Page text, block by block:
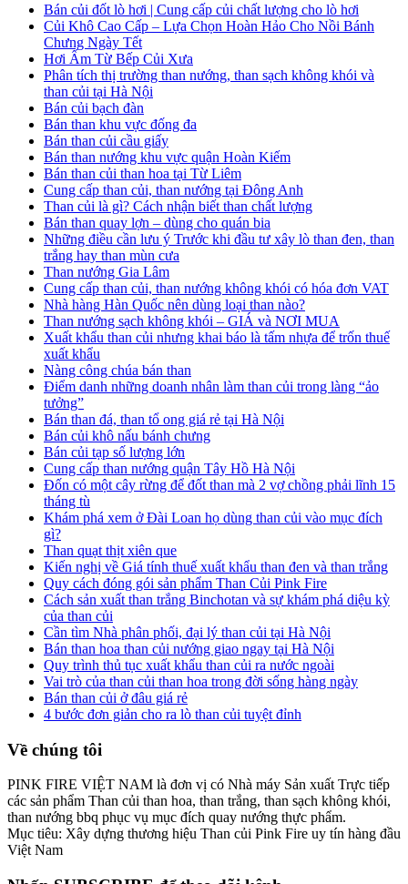
Bán củi đốt lò hơi | Cung cấp củi chất lượng cho lò hơi
Củi Khô Cao Cấp – Lựa Chọn Hoàn Hảo Cho Nồi Bánh
Chưng Ngày Tết
Hơi Ấm Từ Bếp Củi Xưa
Phân tích thị trường than nướng, than sạch không khói và
than củi tại Hà Nội
Bán củi bạch đàn
Bán than khu vực đống đa
Bán than củi cầu giấy
Bán than nướng khu vực quận Hoàn Kiếm
Bán than củi than hoa tại Từ Liêm
Cung cấp than củi, than nướng tại Đông Anh
Than củi là gì? Cách nhận biết than chất lượng
Bán than quay lợn – dùng cho quán bia
Những điều cần lưu ý Trước khi đầu tư xây lò than đen, than
trắng hay than mùn cưa
Than nướng Gia Lâm
Cung cấp than củi, than nướng không khói có hóa đơn VAT
Nhà hàng Hàn Quốc nên dùng loại than nào?
Than nướng sạch không khói – GIÁ và NƠI MUA
Xuất khẩu than củi nhưng khai báo là tấm nhựa để trốn thuế
xuất khẩu
Nàng công chúa bán than
Điểm danh những doanh nhân làm than củi trong làng “ảo
tưởng”
Bán than đá, than tổ ong giá rẻ tại Hà Nội
Bán củi khô nấu bánh chưng
Bán củi tạp số lượng lớn
Cung cấp than nướng quận Tây Hồ Hà Nội
Đốn có một cây rừng để đốt than mà 2 vợ chồng phải lĩnh 15
tháng tù
Khám phá xem ở Đài Loan họ dùng than củi vào mục đích
gì?
Than quạt thịt xiên que
Kiến nghị về Giá tính thuế xuất khẩu than đen và than trắng
Quy cách đóng gói sản phẩm Than Củi Pink Fire
Cách sản xuất than trắng Binchotan và sự khám phá diệu kỳ
của than củi
Cần tìm Nhà phân phối, đại lý than củi tại Hà Nội
Bán than hoa than củi nướng giao ngay tại Hà Nội
Quy trình thủ tục xuất khẩu than củi ra nước ngoài
Vai trò của than củi than hoa trong đời sống hàng ngày
Bán than củi ở đâu giá rẻ
4 bước đơn giản cho ra lò than củi tuyệt đỉnh
Về chúng tôi
PINK FIRE VIỆT NAM là đơn vị có Nhà máy Sản xuất Trực tiếp
các sản phẩm Than củi than hoa, than trắng, than sạch không khói,
than nướng bbq phục vụ mục đích quay nướng thực phẩm.
Mục tiêu: Xây dựng thương hiệu Than củi Pink Fire uy tín hàng đầu
Việt Nam